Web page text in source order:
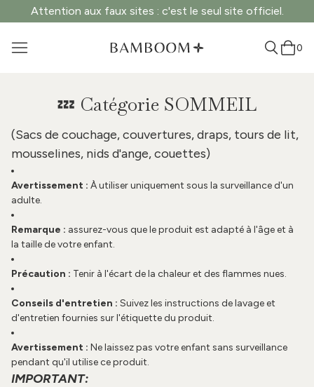
Attention aux faux sites : c'est le seul site officiel.
0
💤 Catégorie SOMMEIL
(Sacs de couchage, couvertures, draps, tours de lit,
mousselines, nids d'ange, couettes)
Avertissement : À utiliser uniquement sous la surveillance d'un
adulte.
Remarque : assurez-vous que le produit est adapté à l'âge et à
la taille de votre enfant.
Précaution : Tenir à l'écart de la chaleur et des flammes nues.
Conseils d'entretien : Suivez les instructions de lavage et
d'entretien fournies sur l'étiquette du produit.
Avertissement : Ne laissez pas votre enfant sans surveillance
pendant qu'il utilise ce produit.
IMPORTANT: